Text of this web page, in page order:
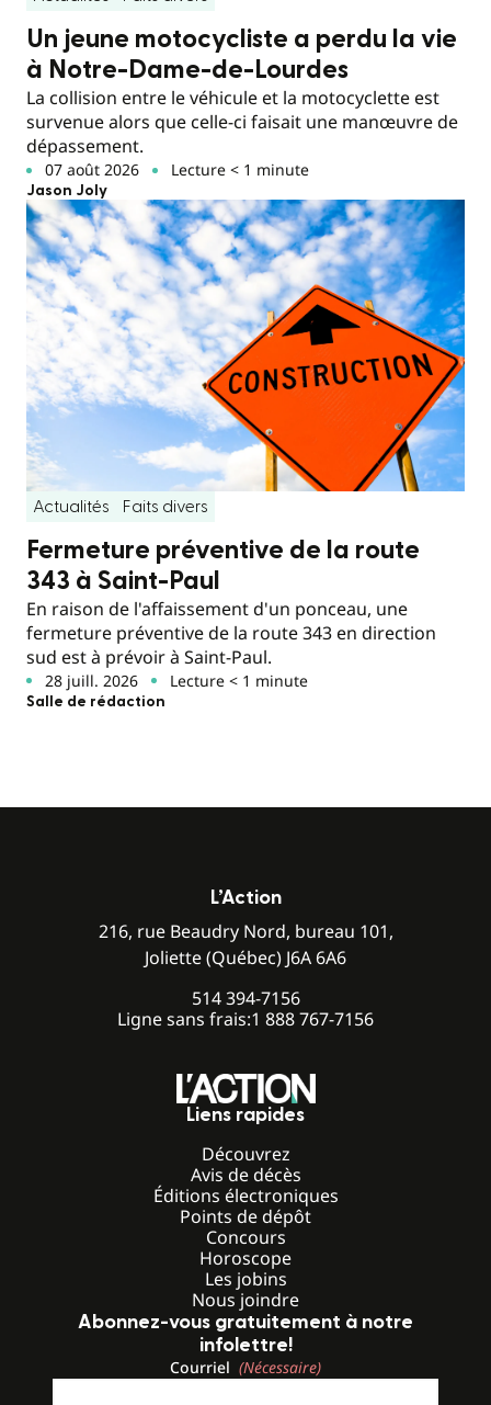
Un jeune motocycliste a perdu la vie
à Notre-Dame-de-Lourdes
La collision entre le véhicule et la motocyclette est
survenue alors que celle-ci faisait une manœuvre de
dépassement.
07 août 2026 Lecture < 1 minute
Jason Joly
Actualités Faits divers
Fermeture préventive de la route
343 à Saint-Paul
En raison de l'affaissement d'un ponceau, une
fermeture préventive de la route 343 en direction
sud est à prévoir à Saint-Paul.
28 juill. 2026 Lecture < 1 minute
Salle de rédaction
L’Action
216, rue Beaudry Nord, bureau 101,
Joliette (Québec) J6A 6A6
514 394-7156
Ligne sans frais:1 888 767-7156
Liens rapides
Découvrez
Avis de décès
Éditions électroniques
Points de dépôt
Concours
Horoscope
Les jobins
Nous joindre
Abonnez-vous gratuitement à notre
infolettre!
Courriel (Nécessaire)